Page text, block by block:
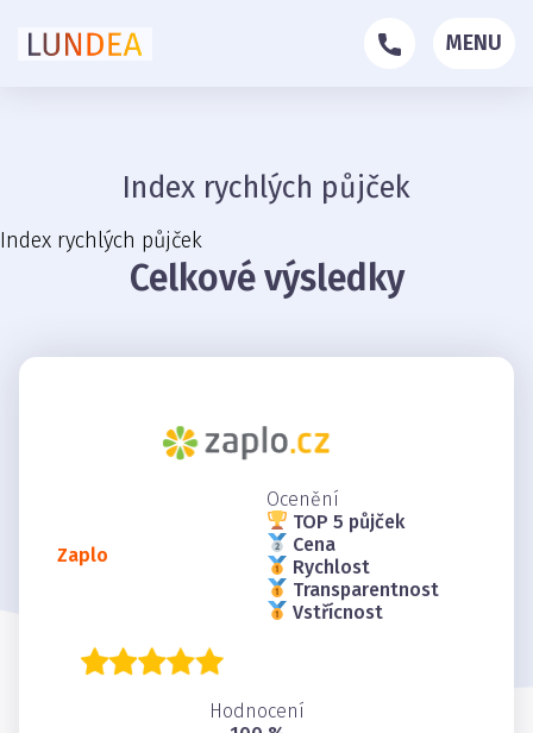
MENU
Index rychlých půjček
Index rychlých půjček
Celkové výsledky
Zaplo
Ocenění
TOP 5 půjček
Cena
Rychlost
Transparentnost
Vstřícnost
Hodnocení